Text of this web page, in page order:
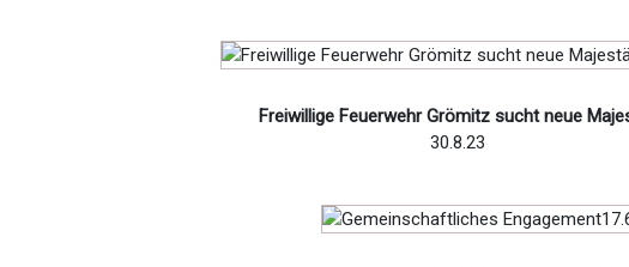
Freiwillige Feuerwehr Grömitz sucht neue
30.8.23